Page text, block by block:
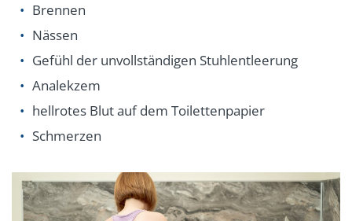
Brennen
Nässen
Gefühl der unvollständigen Stuhlentleerung
Analekzem
hellrotes Blut auf dem Toilettenpapier
Schmerzen